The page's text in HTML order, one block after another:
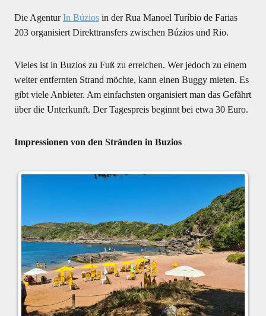
Die AgenturIn Búziosin der Rua Manoel Turíbio de Farias
203 organisiert Direkttransfers zwischen Búzios und Rio.
Vieles ist in Buzios zu Fuß zu erreichen. Wer jedoch zu einem
weiter entfernten Strand möchte, kann einen Buggy mieten. Es
gibt viele Anbieter. Am einfachsten organisiert man das Gefährt
über die Unterkunft. Der Tagespreis beginnt bei etwa 30 Euro.
Impressionen von den Stränden in Buzios